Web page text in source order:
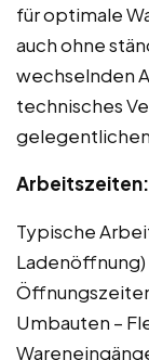
für optimale
auch ohne
wechselnden
technisches
Arbeitszeiten:
Typische
Ladenöffnung)
Umbauten –